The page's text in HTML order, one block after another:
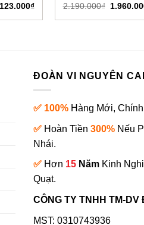
₫Giá
tại
2.190.000₫ Giá
là:
ĐOÀN VI NGUYÊN
✅ 100% Hàng Mới,
✅ Hoàn Tiền 300% Nếu
Nhái.
✅ Hơn 15 Năm Kinh
Quạt.
CÔNG TY TNHH TM-DV
MST: 0310743936